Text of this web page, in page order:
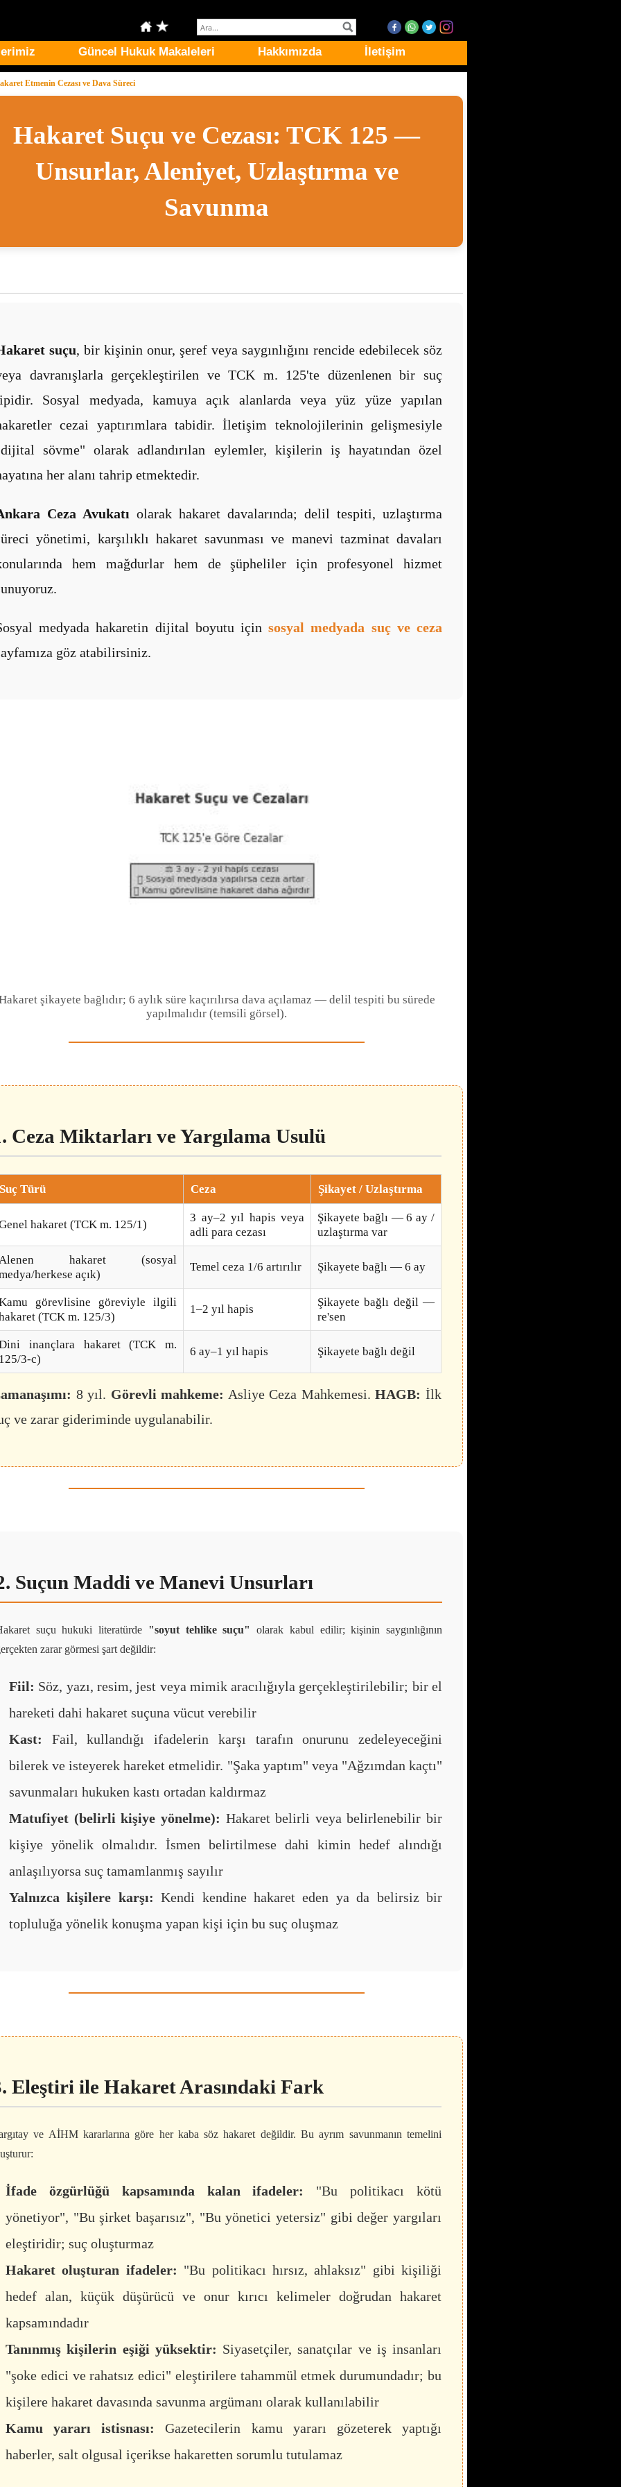
Güncel Hukuk Makaleleri Hakkımızda İletişim
Etmenin Cezası ve Dava Süreci
Hakaret Suçu ve Cezası: TCK 125 —
Unsurlar, Aleniyet, Uzlaştırma ve
Savunma
suçu, bir kişinin onur, şeref veya saygınlığını rencide edebilecek söz
davranışlarla gerçekleştirilen ve TCK m. 125'te düzenlenen bir suç
Sosyal medyada, kamuya açık alanlarda veya yüz yüze yapılan
cezai yaptırımlara tabidir. İletişim teknolojilerinin gelişmesiyle
sövme" olarak adlandırılan eylemler, kişilerin iş hayatından özel
her alanı tahrip etmektedir.
Ceza Avukatı olarak hakaret davalarında; delil tespiti, uzlaştırma
yönetimi, karşılıklı hakaret savunması ve manevi tazminat davaları
hem mağdurlar hem de şüpheliler için profesyonel hizmet
medyada hakaretin dijital boyutu içinsosyal medyada suç ve ceza
göz atabilirsiniz.
şikayete bağlıdır; 6 aylık süre kaçırılırsa dava açılamaz — delil tespiti bu sürede
yapılmalıdır (temsili görsel).
Ceza Miktarları ve Yargılama Usulü
Suç Türü Ceza Şikayet / Uzlaştırma
hakaret (TCK m. 125/1)
3 ay–2 yıl hapis veya
adli para cezası
Şikayete bağlı — 6 ay /
uzlaştırma var
hakaret (sosyal
herkese açık)
Temel ceza 1/6 artırılır Şikayete bağlı — 6 ay
görevlisine göreviyle ilgili
(TCK m. 125/3)
1–2 yıl hapis
Şikayete bağlı değil —
re'sen
inançlara hakaret (TCK m.
3-c)
6 ay–1 yıl hapis Şikayete bağlı değil
8 yıl. Görevli mahkeme: Asliye Ceza Mahkemesi.HAGB: İlk
ve zarar gideriminde uygulanabilir.
Suçun Maddi ve Manevi Unsurları
suçu hukuki literatürde "soyut tehlike suçu"
olarak kabul edilir; kişinin saygınlığının
zarar görmesi şart değildir:
Fiil: Söz, yazı, resim, jest veya mimik aracılığıyla gerçekleştirilebilir; bir el
hareketi dahi hakaret suçuna vücut verebilir
Kast: Fail, kullandığı ifadelerin karşı tarafın onurunu zedeleyeceğini
bilerek ve isteyerek hareket etmelidir. "Şaka yaptım" veya "Ağzımdan kaçtı"
savunmaları hukuken kastı ortadan kaldırmaz
Matufiyet (belirli kişiye yönelme): Hakaret belirli veya belirlenebilir bir
kişiye yönelik olmalıdır. İsmen belirtilmese dahi kimin hedef alındığı
anlaşılıyorsa suç tamamlanmış sayılır
Yalnızca kişilere karşı: Kendi kendine hakaret eden ya da belirsiz bir
topluluğa yönelik konuşma yapan kişi için bu suç oluşmaz
Eleştiri ile Hakaret Arasındaki Fark
ve AİHM kararlarına göre her kaba söz hakaret değildir. Bu ayrım savunmanın temelini
İfade özgürlüğü kapsamında kalan ifadeler:
"Bu politikacı kötü
yönetiyor", "Bu şirket başarısız", "Bu yönetici yetersiz" gibi değer yargıları
eleştiridir; suç oluşturmaz
Hakaret oluşturan ifadeler: "Bu politikacı hırsız, ahlaksız" gibi kişiliği
hedef alan, küçük düşürücü ve onur kırıcı kelimeler doğrudan hakaret
kapsamındadır
Tanınmış kişilerin eşiği yüksektir: Siyasetçiler, sanatçılar ve iş insanları
"şoke edici ve rahatsız edici" eleştirilere tahammül etmek durumundadır; bu
kişilere hakaret davasında savunma argümanı olarak kullanılabilir
Kamu yararı istisnası:
Gazetecilerin kamu yararı gözeterek yaptığı
haberler, salt olgusal içerikse hakaretten sorumlu tutulamaz